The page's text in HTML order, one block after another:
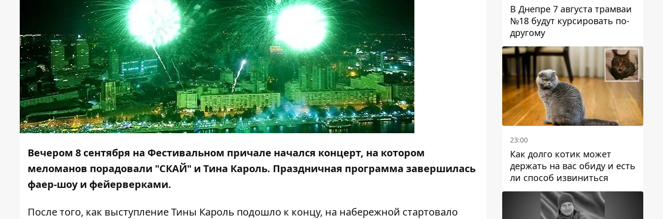
Вечером 8 сентября на Фестивальном причале начался концерт, на котором
меломанов порадовали "СКАЙ" и Тина Кароль. Праздничная программа завершилась
фаер-шоу и фейерверками.
После того, как выступление Тины Кароль подошло к концу, на набережной стартовало
В Днепре 7 августа трамваи
№18 будут курсировать по-
другому
23:00
Как долго котик может
держать на вас обиду и есть
ли способ извиниться